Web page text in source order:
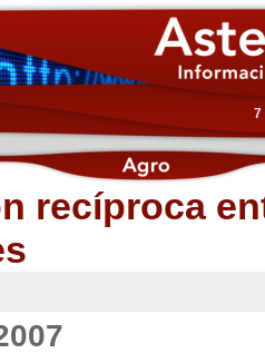
7
recíproca